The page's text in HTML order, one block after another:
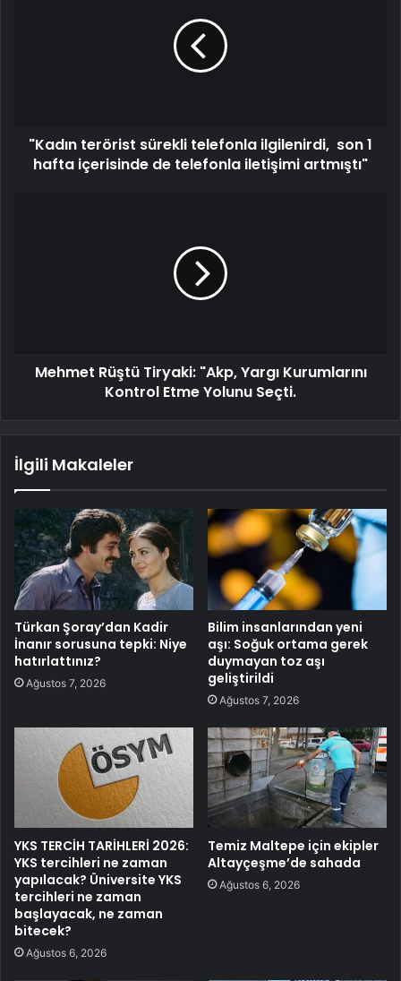
"Kadın terörist sürekli telefonla ilgilenirdi, son 1
hafta içerisinde de telefonla iletişimi artmıştı"
Mehmet Rüştü Tiryaki: "Akp, Yargı Kurumlarını
Kontrol Etme Yolunu Seçti.
İlgili Makaleler
Türkan Şoray’dan Kadir
İnanır sorusuna tepki: Niye
hatırlattınız?
Ağustos 7, 2026
Bilim insanlarından yeni
aşı: Soğuk ortama gerek
duymayan toz aşı
geliştirildi
Ağustos 7, 2026
YKS TERCİH TARİHLERİ 2026:
YKS tercihleri ne zaman
yapılacak? Üniversite YKS
tercihleri ne zaman
başlayacak, ne zaman
bitecek?
Ağustos 6, 2026
Temiz Maltepe için ekipler
Altayçeşme’de sahada
Ağustos 6, 2026